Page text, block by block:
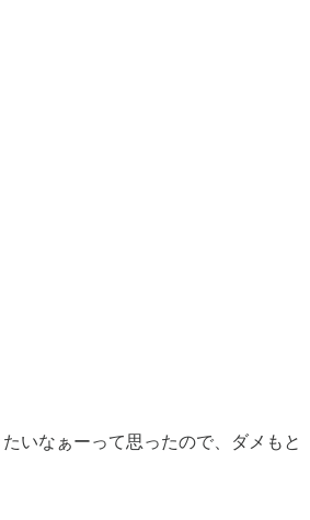
いなぁーって思ったので、ダメもと